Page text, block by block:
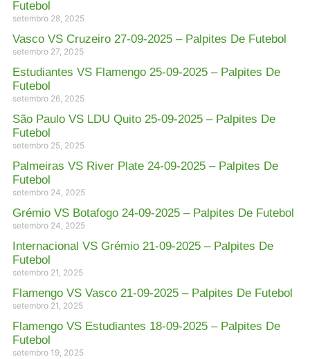
Futebol
setembro 28, 2025
Vasco VS Cruzeiro 27-09-2025 – Palpites De Futebol
setembro 27, 2025
Estudiantes VS Flamengo 25-09-2025 – Palpites De
Futebol
setembro 26, 2025
São Paulo VS LDU Quito 25-09-2025 – Palpites De
Futebol
setembro 25, 2025
Palmeiras VS River Plate 24-09-2025 – Palpites De
Futebol
setembro 24, 2025
Grémio VS Botafogo 24-09-2025 – Palpites De Futebol
setembro 24, 2025
Internacional VS Grémio 21-09-2025 – Palpites De
Futebol
setembro 21, 2025
Flamengo VS Vasco 21-09-2025 – Palpites De Futebol
setembro 21, 2025
Flamengo VS Estudiantes 18-09-2025 – Palpites De
Futebol
setembro 19, 2025